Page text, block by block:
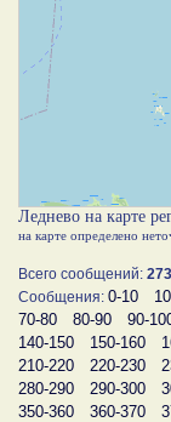
Леднево на карте
на карте определено
Всего сообщений:
Сообщения: 0-10
70-80
80-90 90-
140-150
150-160
210-220
220-230
280-290
290-300
350-360
360-370